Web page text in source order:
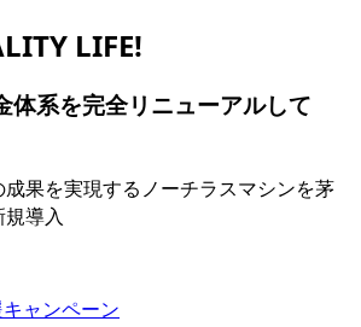
体系を完全リニューアルして
果を実現するノーチラスマシンを茅
導入